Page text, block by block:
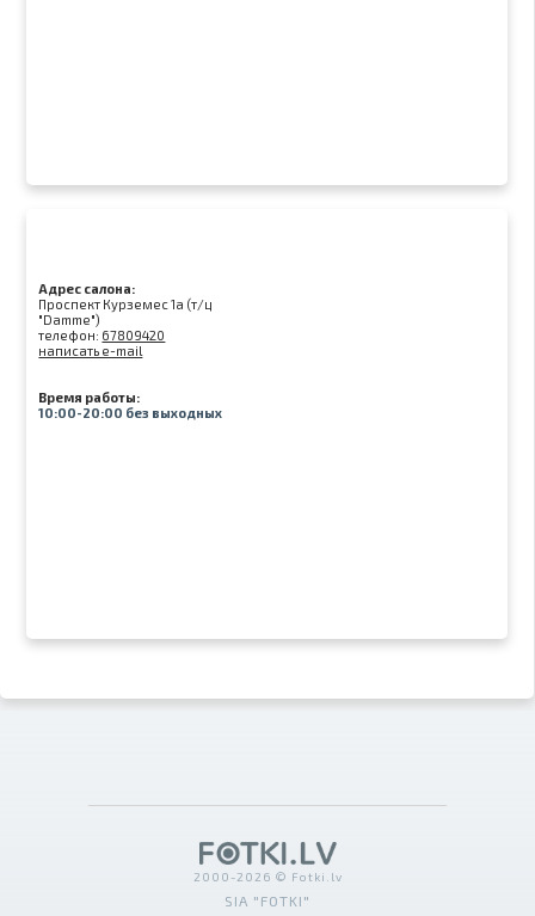
Адрес салона:
Проспект Курземес 1а (т/ц
"Damme")
телефон: 67809420
написать e-mail
Время работы:
10:00-20:00 без выходных
2000-2026 © Fotki.lv
SIA "FOTKI"